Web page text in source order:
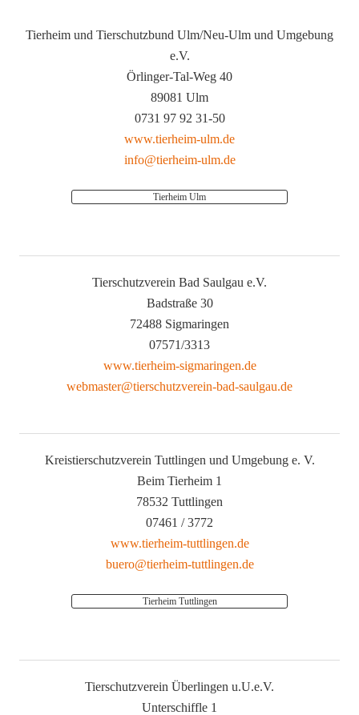
Tierheim und Tierschutzbund Ulm/Neu-Ulm und Umgebung
e.V.
Örlinger-Tal-Weg 40
89081 Ulm
0731 97 92 31-50
www.tierheim-ulm.de
info@tierheim-ulm.de
Tierheim Ulm
Tierschutzverein Bad Saulgau e.V.
Badstraße 30
72488 Sigmaringen
07571/3313
www.tierheim-sigmaringen.de
webmaster@tierschutzverein-bad-saulgau.de
Kreistierschutzverein Tuttlingen und Umgebung e. V.
Beim Tierheim 1
78532 Tuttlingen
07461 / 3772
www.tierheim-tuttlingen.de
buero@tierheim-tuttlingen.de
Tierheim Tuttlingen
Tierschutzverein Überlingen u.U.e.V.
Unterschiffle 1